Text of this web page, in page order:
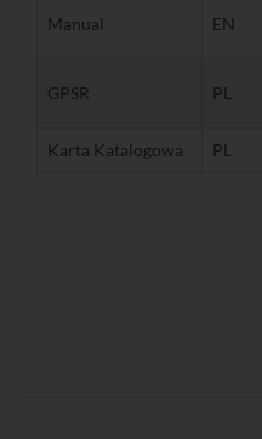
Manual EN
GPSR PL
Karta Katalogowa PL